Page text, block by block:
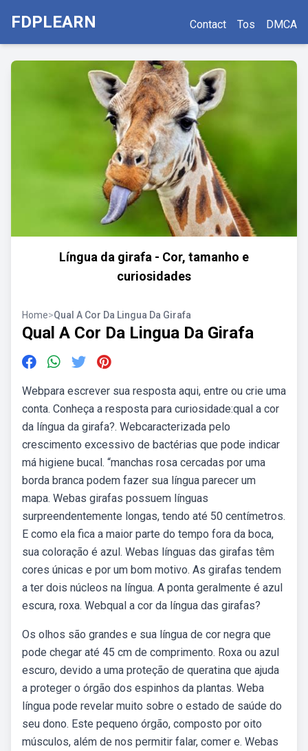
FDPLEARN Contact Tos DMCA
Língua da girafa - Cor, tamanho e
curiosidades
Home>Qual A Cor Da Lingua Da Girafa
Qual A Cor Da Lingua Da Girafa
Webpara escrever sua resposta aqui, entre ou crie uma
conta. Conheça a resposta para curiosidade:qual a cor
da língua da girafa?. Webcaracterizada pelo
crescimento excessivo de bactérias que pode indicar
má higiene bucal. “manchas rosa cercadas por uma
borda branca podem fazer sua língua parecer um
mapa. Webas girafas possuem línguas
surpreendentemente longas, tendo até 50 centímetros.
E como ela fica a maior parte do tempo fora da boca,
sua coloração é azul. Webas línguas das girafas têm
cores únicas e por um bom motivo. As girafas tendem
a ter dois núcleos na língua. A ponta geralmente é azul
escura, roxa. Webqual a cor da língua das girafas?
Os olhos são grandes e sua língua de cor negra que
pode chegar até 45 cm de comprimento. Roxa ou azul
escuro, devido a uma proteção de queratina que ajuda
a proteger o órgão dos espinhos da plantas. Weba
língua pode revelar muito sobre o estado de saúde do
seu dono. Este pequeno órgão, composto por oito
músculos, além de nos permitir falar, comer e. Webas